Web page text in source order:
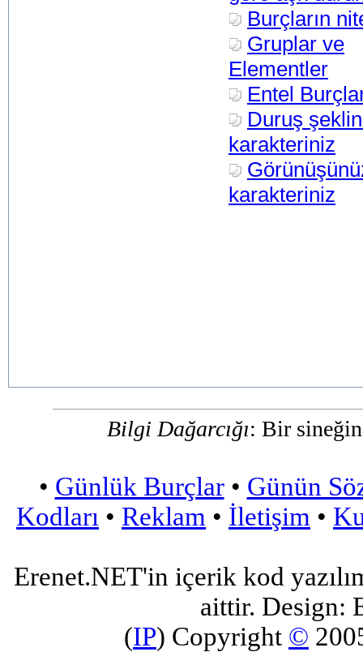
Burçların
Gruplar ve
Elementler
Entel
Duruş
karakteriniz
karakteriniz
Bilgi Dağarcığı: Bir
• Günlük Burçlar• Günün
Kodları • Reklam • İletişim •
Erenet.NET'in içerik kod
aittir. Design:
(IP) Copyright ©